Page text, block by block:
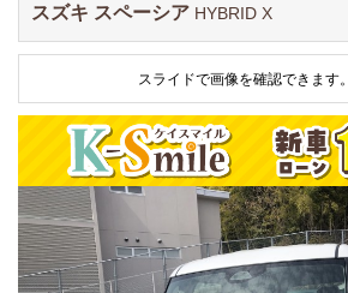
スズキ スペーシア HYBRID X
スライドで画像を確認できます。